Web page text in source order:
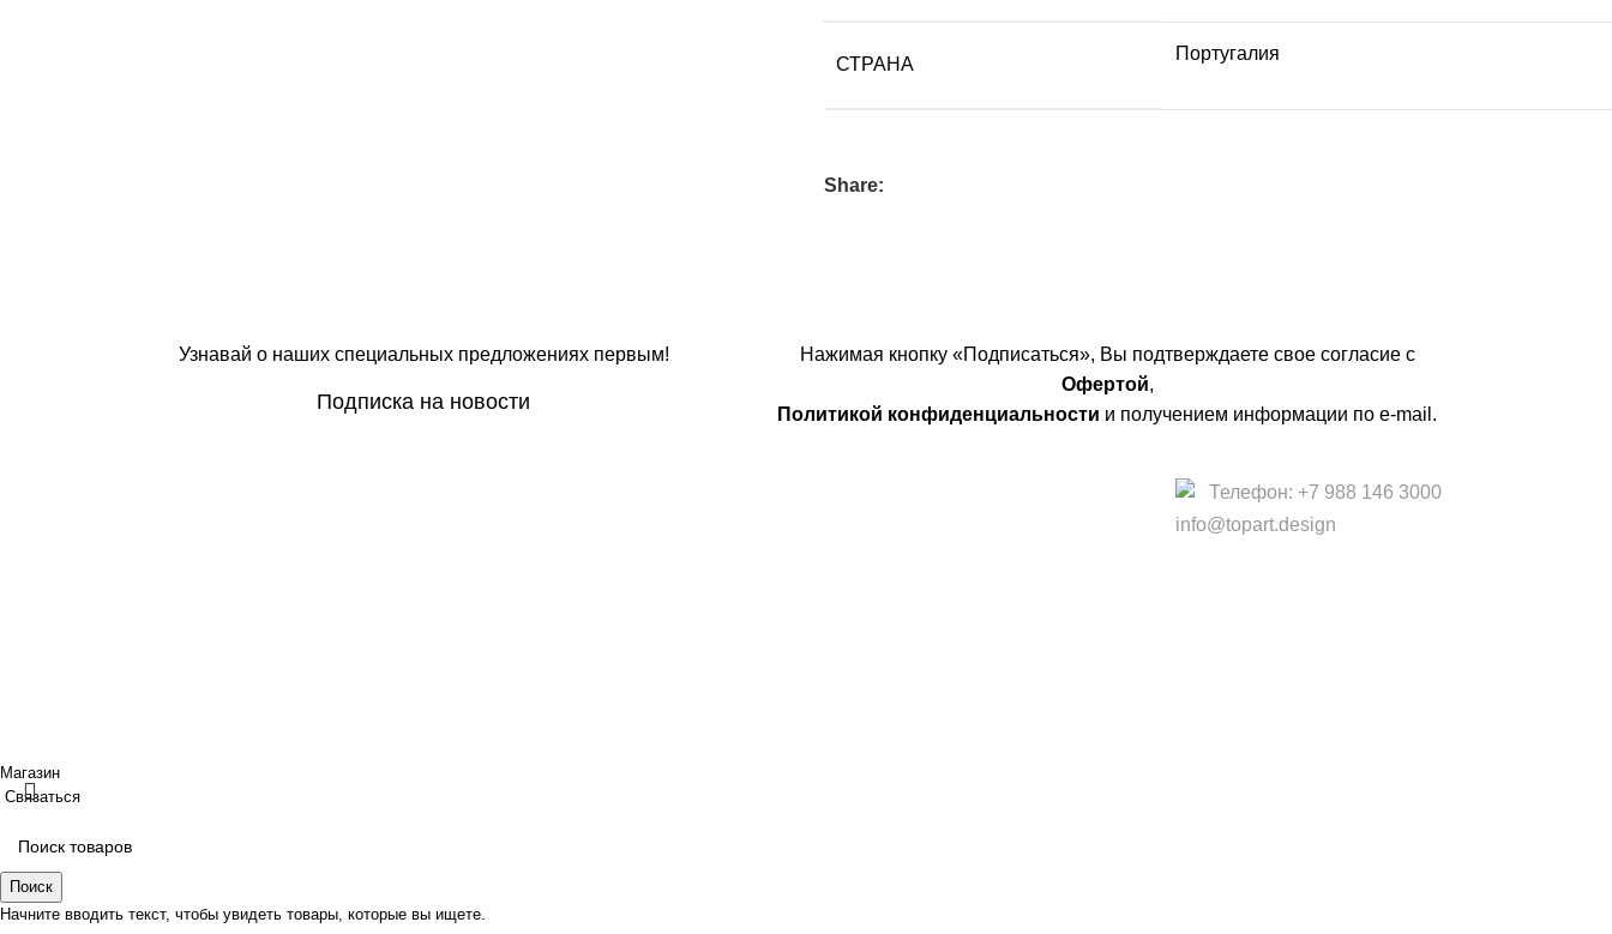
СТРАНА
Португалия
Share:
Узнавай о наших специальных предложениях первым!
Подписка на новости
Нажимая кнопку «Подписаться», Вы подтверждаете свое согласие с
Офертой,
Политикой конфиденциальности и получением информации по e-mail.
Телефон: +7 988 146 3000
info@topart.design
Поиск
Начните вводить текст, чтобы увидеть товары, которые вы ищете.
Магазин
Связаться